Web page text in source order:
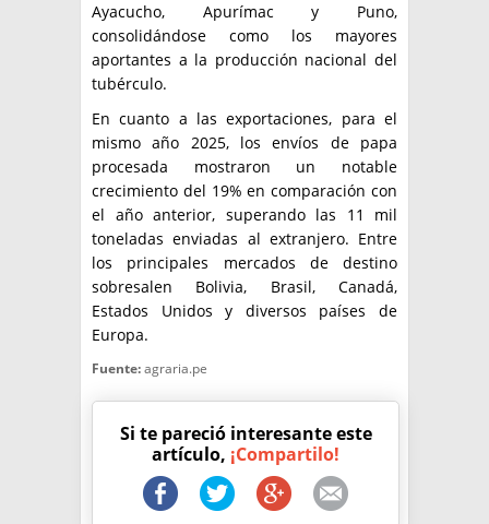
Ayacucho, Apurímac y Puno,
consolidándose como los mayores
aportantes a la producción nacional del
tubérculo.
En cuanto a las exportaciones, para el
mismo año 2025, los envíos de papa
procesada mostraron un notable
crecimiento del 19% en comparación con
el año anterior, superando las 11 mil
toneladas enviadas al extranjero. Entre
los principales mercados de destino
sobresalen Bolivia, Brasil, Canadá,
Estados Unidos y diversos países de
Europa.
Fuente:agraria.pe
Si te pareció interesante este
artículo, ¡Compartilo!